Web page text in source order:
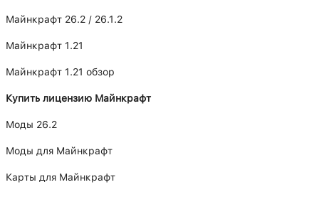
Майнкрафт 26.2 / 26.1.2
Майнкрафт 1.21
Майнкрафт 1.21 обзор
Купить лицензию Майнкрафт
Моды 26.2
Моды для Майнкрафт
Карты для Майнкрафт